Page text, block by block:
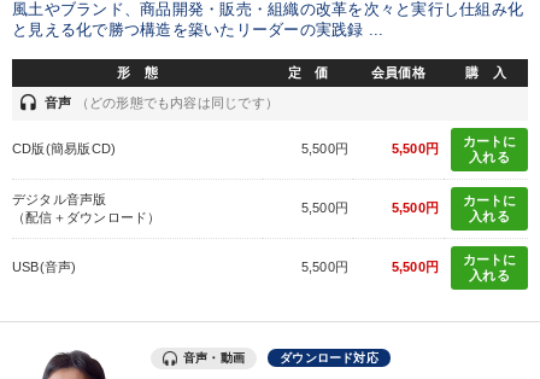
風土やブランド、商品開発・販売・組織の改革を次々と実行し仕組み化
と見える化で勝つ構造を築いたリーダーの実践録 ...
形 態 定 価 会員価格 購 入
headset 音声 （どの形態でも内容は同じです）
CD版(簡易版CD) 5,500円 5,500円
カートに
入れる
デジタル音声版
（配信＋ダウンロード）
5,500円 5,500円
カートに
入れる
USB(音声) 5,500円 5,500円
カートに
入れる
音声・動画 ダウンロード対応